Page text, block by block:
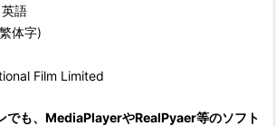
語
体字)
Film Limited
でも、MediaPlayerやRealPyaer等のソフトで